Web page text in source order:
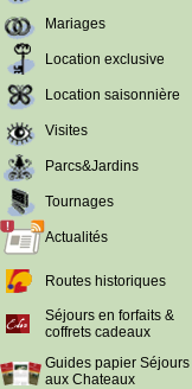
Mariages
Location exclusive
Location saisonnière
Visites
Parcs&Jardins
Tournages
Actualités
Routes historiques
Séjours en forfaits &
coffrets cadeaux
Guides papier Séjours
aux Chateaux